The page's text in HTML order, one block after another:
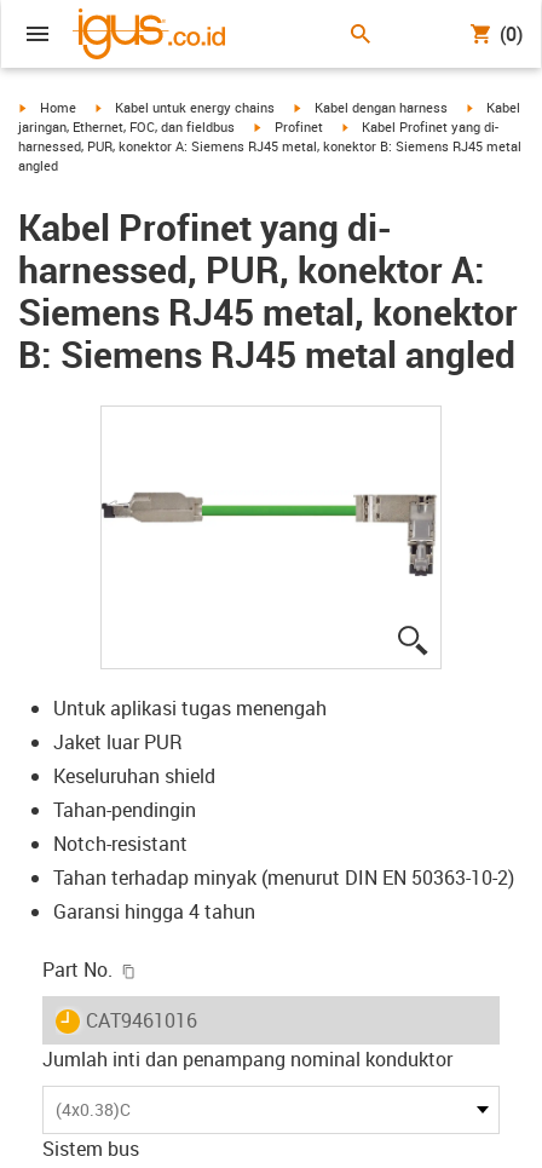
(0)
igus-icon-arrow-right
Home igus-icon-arrow-right
Kabel untuk energy chains igus-icon-arrow-right
Kabel dengan harness igus-icon-
Kabel
jaringan, Ethernet, FOC, dan fieldbus
igus-icon-arrow-right
Profinet igus-icon-arrow-right
Kabel Profinet yang di-
harnessed, PUR, konektor A: Siemens RJ45 metal, konektor B: Siemens RJ45 metal
angled
Kabel Profinet yang di-
harnessed, PUR, konektor A:
Siemens RJ45 metal, konektor
B: Siemens RJ45 metal angled
Untuk aplikasi tugas menengah
Jaket luar PUR
Keseluruhan shield
Tahan-pendingin
Notch-resistant
Tahan terhadap minyak (menurut DIN EN 50363-10-2)
Garansi hingga 4 tahun
Part No.
igus-icon-lieferzeit
CAT9461016
Jumlah inti dan penampang nominal konduktor
(4x0.38)C
Sistem bus